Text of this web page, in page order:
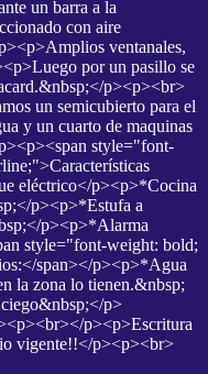
un barra a la
con aire
ventanales,
por un pasillo se
p><p><br>
un semicubierto para el
y un cuarto de maquinas
style="font-
eléctrico</p><p>*Cocina
p><p>*Estufa a
p><p>*Alarma
style="font-weight: bold;
span></p><p>*Agua
la zona lo tienen.&nbsp;
p>
p><p>Escritura
vigente!!</p><p><br>